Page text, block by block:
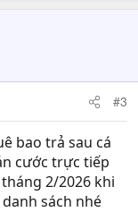
#3
bao trả sau cá
cước trực tiếp
2/2026 khi
sách nhé